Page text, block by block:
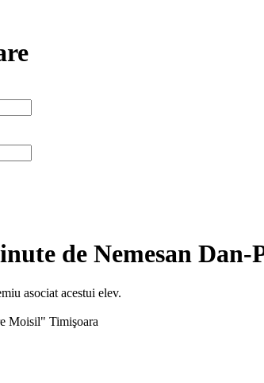
de Nemesan Dan-
asociat acestui elev.
Moisil" Timişoara